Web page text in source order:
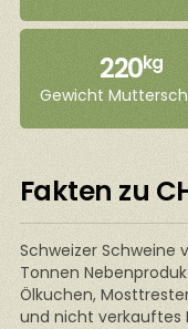
220kg
Gewicht
Fakten zu
Schweizer Schweine
Tonnen
Ölkuchen,
und nicht verkauftes